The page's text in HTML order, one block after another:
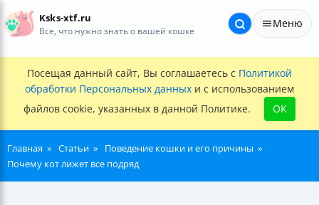
Ksks-xtf.ru
Все, что нужно знать о вашей кошке
Меню
Посещая данный сайт, Вы соглашаетесь с Политикой
обработки Персональных данных и с использованием
файлов cookie, указанных в данной Политике.
OK
Главная Статьи
Поведение кошки и его причины
Почему кот лижет все подряд